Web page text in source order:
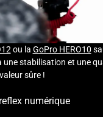
ou la GoPro HERO10
une stabilisation et une
sûre !
numérique